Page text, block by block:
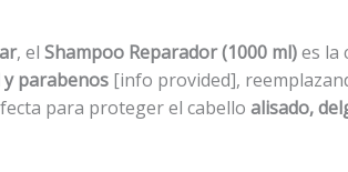
, el Shampoo Reparador (1000 ml)es la
parabenos [info provided],
para proteger el cabello alisado,